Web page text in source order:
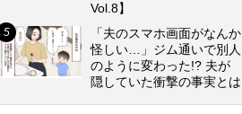
Vol.8】
「夫のスマホ画面がなんか
怪しい…」ジム通いで別人
のように変わった!? 夫が
隠していた衝撃の事実とは